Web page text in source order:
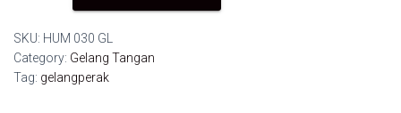
buat
pria
&
SKU: HUM 030 GL
Category: Gelang Tangan
Tag: gelangperak